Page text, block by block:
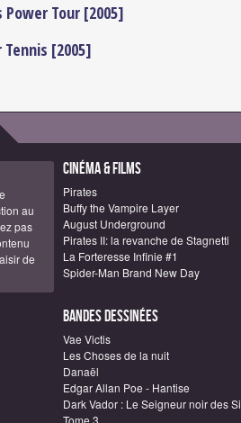
Power Tour [2005]
[2005]
au
pas
de
Cinéma & Films
Pirates
Buffy the Vampire Layer
August Underground
Pirates II: la revanche de Stagnetti
La Forteresse Infinie #1
Spider-Man Brand New Day
Bandes dessinées
Vae Victis
Les Choses de la nuit
Danaël
Edgar Allan Poe - Hantise
Dark Vador : Le Seigneur noir des
Tome 3